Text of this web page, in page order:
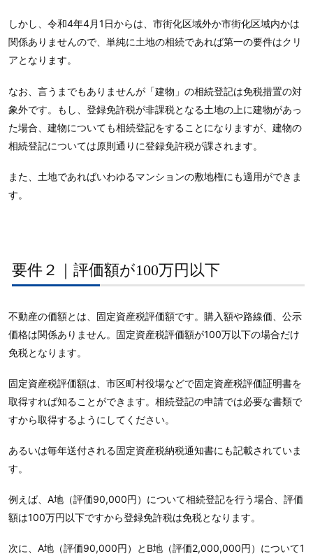
しかし、令和4年4月1日からは、市街化区域外か市街化区域内かは
関係ありませんので、単純に土地の相続であれば第一の要件はクリ
アとなります。
なお、言うまでもありませんが「建物」の相続登記は免税措置の対
象外です。もし、登録免許税が非課税となる土地の上に建物があっ
た場合、建物についても相続登記をすることになりますが、建物の
相続登記については原則通りに登録免許税が課されます。
また、土地であればいわゆるマンションの敷地権にも適用ができま
す。
要件２｜評価額が100万円以下
不動産の価額とは、固定資産税評価額です。購入額や路線価、公示
価格は関係ありません。固定資産税評価額が100万以下の場合だけ
免税となります。
固定資産税評価額は、市区町村役場などで固定資産税評価証明書を
取得すれば知ることができます。相続登記の申請では必要な書類で
すから取得するようにしてください。
あるいは毎年送付される固定資産税納税通知書にも記載されていま
す。
例えば、A地（評価90,000円）について相続登記を行う場合、評価
額は100万円以下ですから登録免許税は免税となります。
次に、A地（評価90,000円）とB地（評価2,000,000円）について1